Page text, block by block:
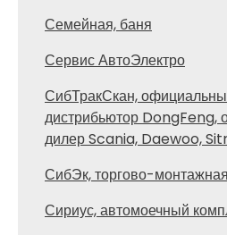
Семейная, баня
Сервис АвтоЭлектро
СибТракСкан,
дистрибьютор DongFeng,
дилер Scania, Daewoo,
СибЭк, торгово-
Сириус, автомоечный